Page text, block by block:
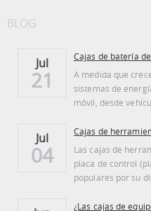
BLOG
Jul
21
A medida que
sistemas de
móvil, desde
Jul
04
Las cajas de
placa de control
populares por su